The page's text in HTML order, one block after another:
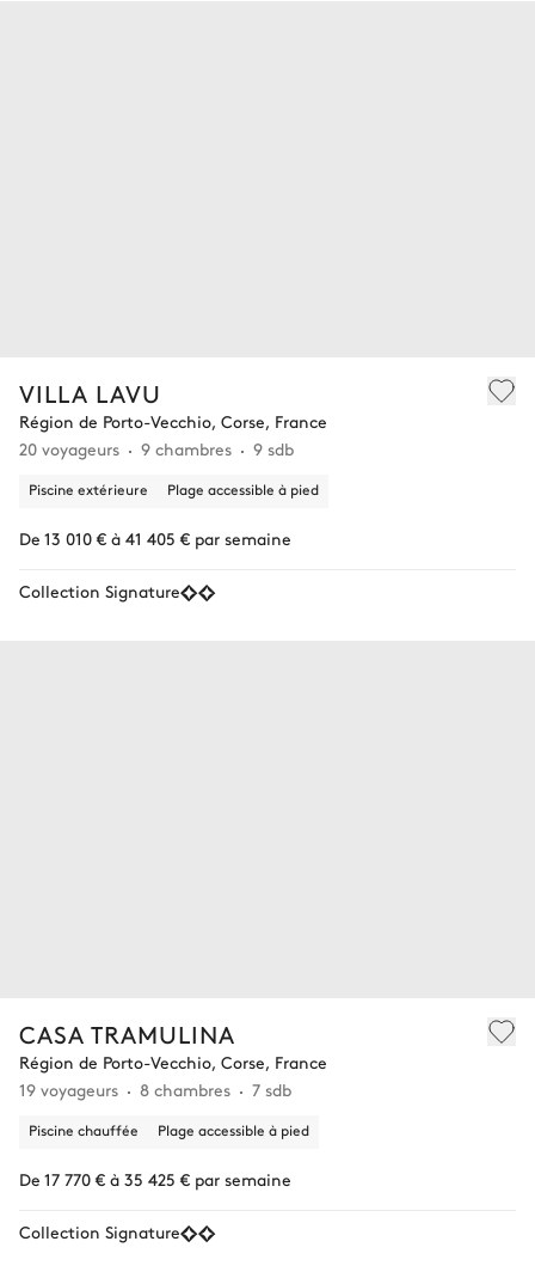
VILLA LAVU
Région de Porto-Vecchio, Corse, France
20 voyageurs
9 chambres 9 sdb
Piscine extérieure Plage accessible à pied
De 13 010 € à 41 405 € par semaine
Collection Signature
CASA TRAMULINA
Région de Porto-Vecchio, Corse, France
19 voyageurs
8 chambres 7 sdb
Piscine chauffée Plage accessible à pied
De 17 770 € à 35 425 € par semaine
Collection Signature